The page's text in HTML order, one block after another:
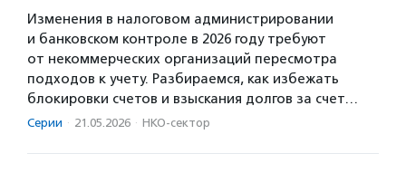
Изменения в налоговом администрировании
и банковском контроле в 2026 году требуют
от некоммерческих организаций пересмотра
подходов к учету. Разбираемся, как избежать
блокировки счетов и взыскания долгов за счет…
Серии · 21.05.2026 · НКО-сектор